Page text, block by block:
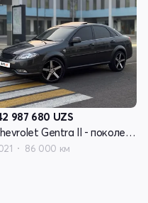
987 680 UZS
Chevrolet Gentra II - поколение
86 000 км